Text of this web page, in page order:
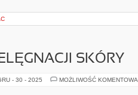
SKÓRY
- 30 - 2025 MOŻLIWOŚĆ